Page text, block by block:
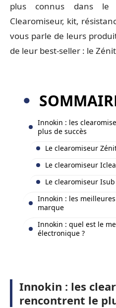
plus connus dans
Clearomiseur, kit,
vous parle de leurs
de leur best-seller : le
Innokin : les
plus de succès
Le clearomiseur
Le clearomiseur
Le clearomiseur Isub
Innokin : les
marque
Innokin : quel est le
électronique ?
Innokin : les
rencontrent le